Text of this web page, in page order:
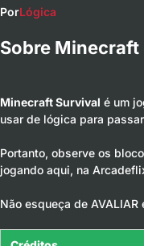
PorLógica
Sobre
Minecraft Survival é um
usar de lógica para
Portanto, observe os
jogando aqui, na
Não esqueça de